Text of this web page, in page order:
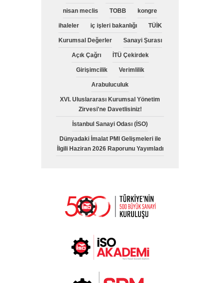
nisan meclis TOBB kongre
ihaleler iç işleri bakanlığı TÜİK
Kurumsal Değerler Sanayi Şurası
Açık Çağrı İTÜ Çekirdek
Girişimcilik Verimlilik
Arabuluculuk
XVI. Uluslararası Kurumsal Yönetim
Zirvesi'ne Davetlisiniz!
İstanbul Sanayi Odası (İSO)
Dünyadaki İmalat PMI Gelişmeleri ile
İlgili Haziran 2026 Raporunu Yayımladı